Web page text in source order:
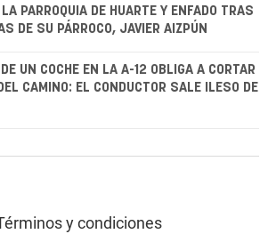
PARROQUIA DE HUARTE Y ENFADO TRAS
DE SU PÁRROCO, JAVIER AIZPÚN
UN COCHE EN LA A-12 OBLIGA A CORTAR
CAMINO: EL CONDUCTOR SALE ILESO DE
y condiciones